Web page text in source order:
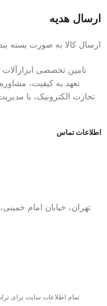
ارسال هدیه
ارسال کالا به صورت بسته
تامین تخصصی
تعهد به کیفیت،
تجارت الکترونیک، با
اطلاعات تماس
تهران، خیابان امام
تمام اطلاعات سایت برای